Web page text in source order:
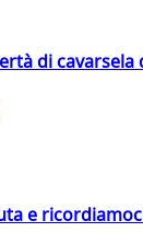
di cavarsela
e